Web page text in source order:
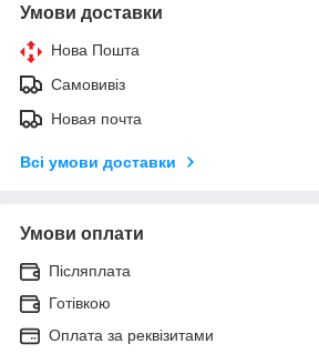
Умови доставки
Нова Пошта
Самовивіз
Новая почта
Всі умови доставки
Умови оплати
Післяплата
Готівкою
Оплата за реквізитами